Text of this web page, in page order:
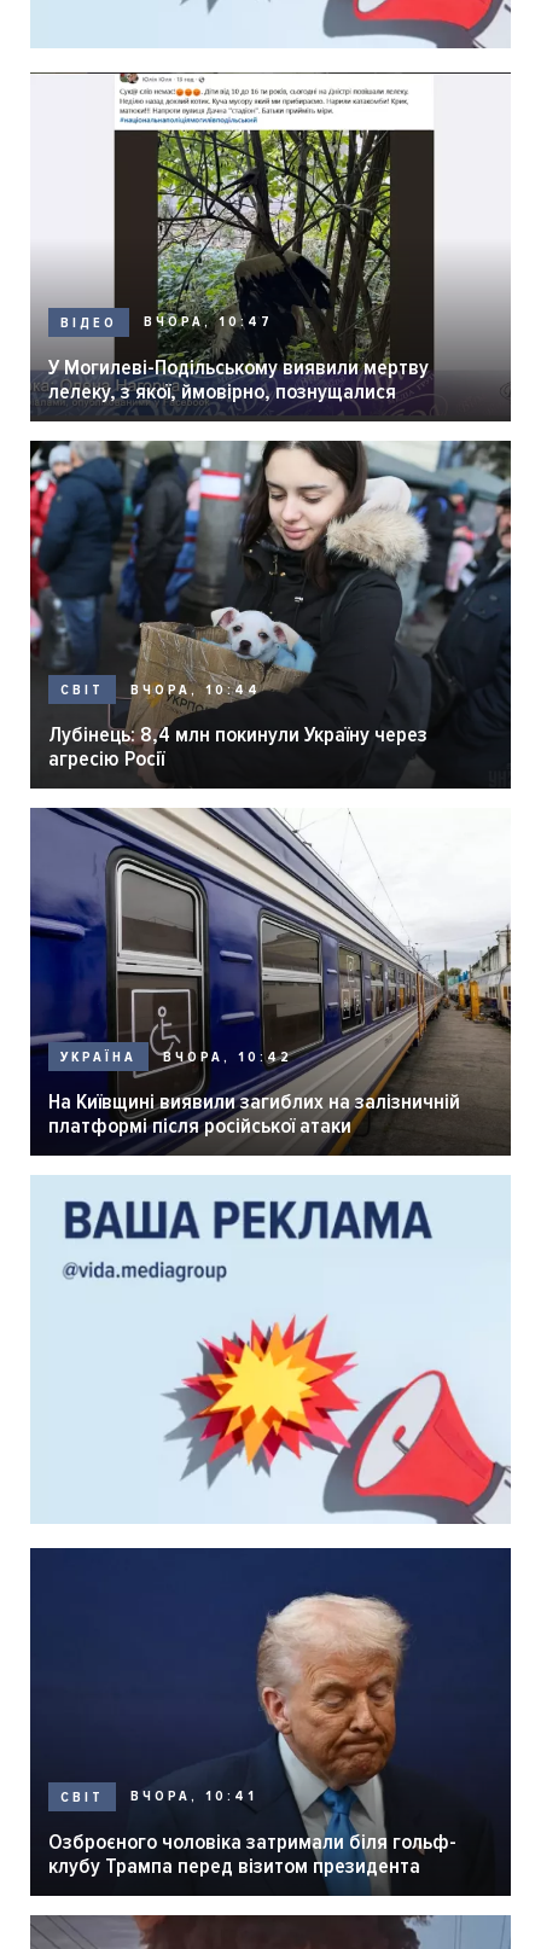
ВІДЕО ВЧОРА, 10:47
У Могилеві-Подільському виявили мертву
лелеку, з якої, ймовірно, познущалися
СВІТ ВЧОРА, 10:44
Лубінець: 8,4 млн покинули Україну через
агресію Росії
УКРАЇНА ВЧОРА, 10:42
На Київщині виявили загиблих на залізничній
платформі після російської атаки
СВІТ ВЧОРА, 10:41
Озброєного чоловіка затримали біля гольф-
клубу Трампа перед візитом президента